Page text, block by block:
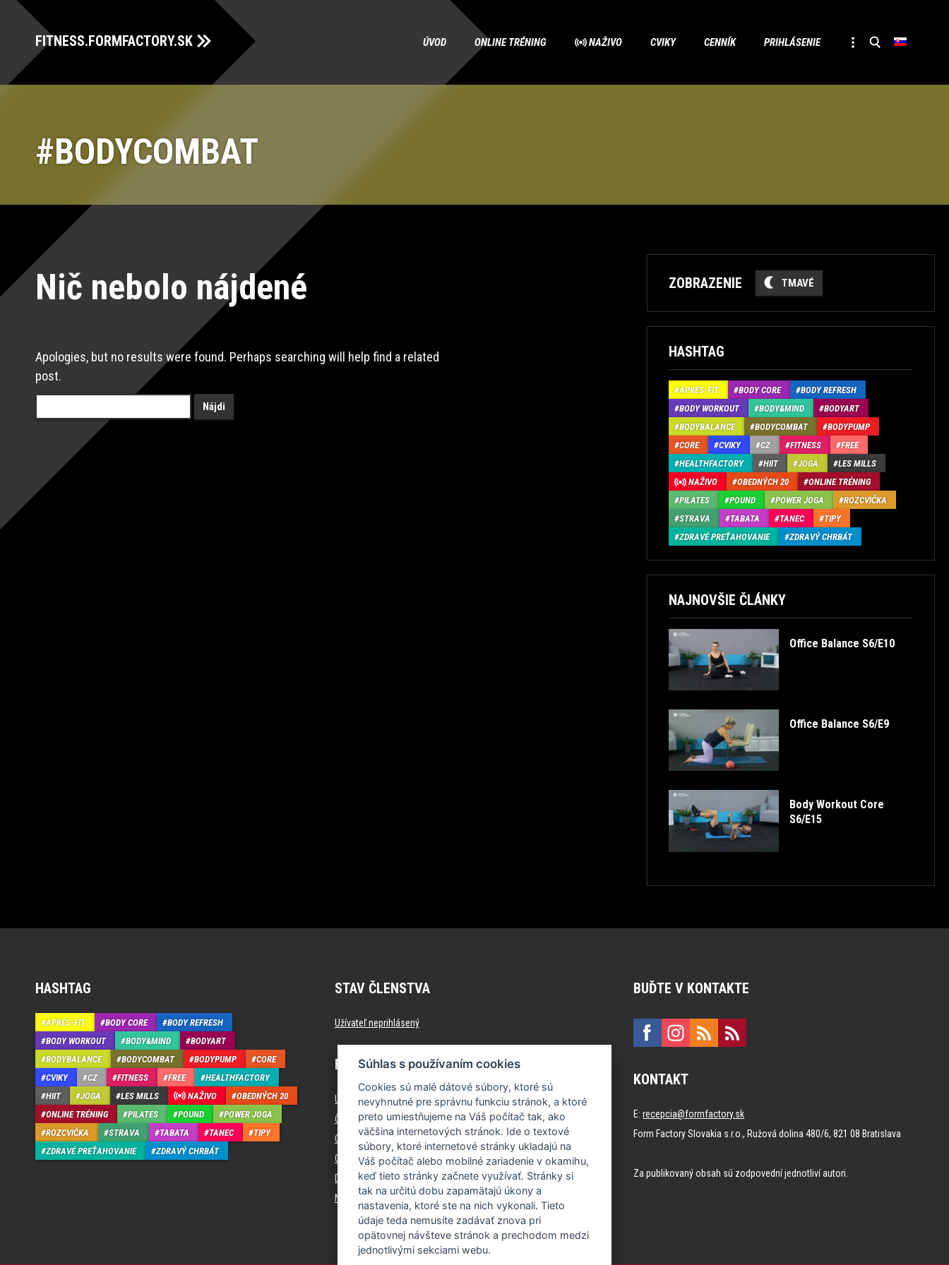
FITNESS.FORMFACTORY.SK ÚVOD ONLINE TRÉNING NAŽIVO CVIKY CENNÍK PRIHLÁSENIE
BODYCOMBAT
Nič nebolo nájdené
Apologies, but no results were found. Perhaps searching will help find a related
post.
ZOBRAZENIE TMAVÉ
HASHTAG
APRÉS-FIT BODY CORE
BODY REFRESH
BODY WORKOUT
BODY&MIND
BODYART
BODYBALANCE
BODYCOMBAT
BODYPUMP
CORE
CVIKY CZ FITNESS
FREE
HEALTHFACTORY
HIIT JOGA
LES MILLS
NAŽIVO
OBEDNÝCH 20
ONLINE TRÉNING
PILATES
POUND POWER JOGA
ROZCVIČKA
STRAVA
TABATA TANEC
TIPY
ZDRAVÉ PREŤAHOVANIE
ZDRAVÝ CHRBÁT
NAJNOVŠIE ČLÁNKY
Office Balance S6/E10
Office Balance S6/E9
Body Workout Core
S6/E15
HASHTAG
APRÉS-FIT BODY CORE
BODY REFRESH
BODY WORKOUT
BODY&MIND
BODYART
BODYBALANCE
BODYCOMBAT BODYPUMP
CORE
CVIKY
CZ FITNESS FREE
HEALTHFACTORY
HIIT
JOGA LES MILLS NAŽIVO
OBEDNÝCH 20
ONLINE TRÉNING
PILATES POUND
POWER JOGA
ROZCVIČKA
STRAVA TABATA TANEC
TIPY
ZDRAVÉ PREŤAHOVANIE
ZDRAVÝ CHRBÁT
STAV ČLENSTVA
Užívateľ neprihlásený
FITNESS.FORMFACTORY.SK
Úvod
Časté otázky (FAQ)
Cenník
O spoločnosti
Dokumenty
Nastavenie cookies
BUĎTE V KONTAKTE
KONTAKT
E:recepcia@formfactory.sk
Form Factory Slovakia s.r.o., Ružová dolina 480/6, 821 08 Bratislava
Za publikovaný obsah sú zodpovední jednotliví autori.
Súhlas s používaním cookies
Cookies sú malé dátové súbory, ktoré sú
nevyhnutné pre správnu funkciu stránok, a ktoré
preto umiestňujeme na Váš počítač tak, ako
väčšina internetových stránok. Ide o textové
súbory, ktoré internetové stránky ukladajú na
Váš počítač alebo mobilné zariadenie v okamihu,
keď tieto stránky začnete využívať. Stránky si
tak na určitú dobu zapamätajú úkony a
nastavenia, ktoré ste na nich vykonali. Tieto
údaje teda nemusíte zadávať znova pri
opätovnej návšteve stránok a prechodom medzi
jednotlivými sekciami webu.